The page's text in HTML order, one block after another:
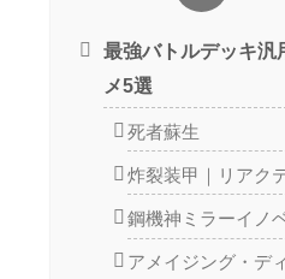
最強バトルデッキ汎
メ5選
死者蘇生
炸裂装甲｜リアク
鋼機神ミラーイノ
アメイジング・デ